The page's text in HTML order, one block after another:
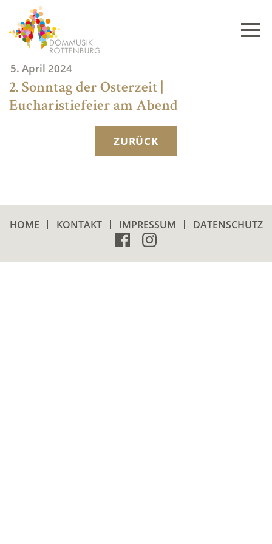
content
5. April 2024
2. Sonntag der Osterzeit |
Eucharistiefeier am Abend
ZURÜCK
HOME KONTAKT IMPRESSUM DATENSCHUTZ